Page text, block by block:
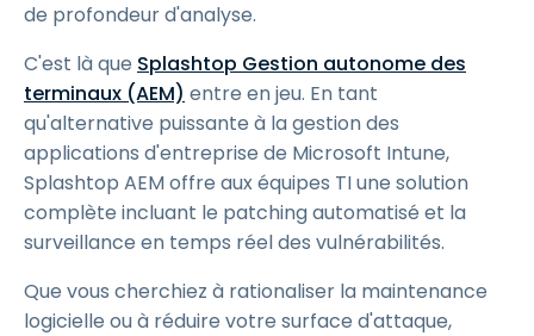
de profondeur d'analyse.
C'est là que Splashtop Gestion autonome des
terminaux (AEM) entre en jeu. En tant
qu'alternative puissante à la gestion des
applications d'entreprise de Microsoft Intune,
Splashtop AEM offre aux équipes TI une solution
complète incluant le patching automatisé et la
surveillance en temps réel des vulnérabilités.
Que vous cherchiez à rationaliser la maintenance
logicielle ou à réduire votre surface d'attaque,